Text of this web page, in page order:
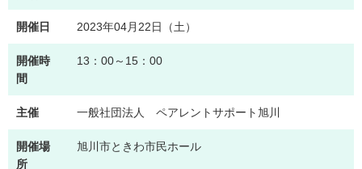
開催日 2023年04月22日（土）
開催時
間
13：00～15：00
主催 一般社団法人 ペアレントサポート旭川
開催場
所
旭川市ときわ市民ホール